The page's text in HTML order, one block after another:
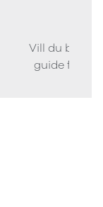
Vill du
guide för